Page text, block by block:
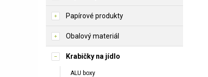
Papírové produkty
Obalový materiál
Krabičky na jídlo
ALU boxy